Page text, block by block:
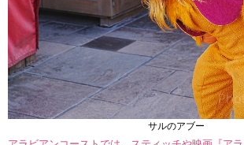
サルのアブー